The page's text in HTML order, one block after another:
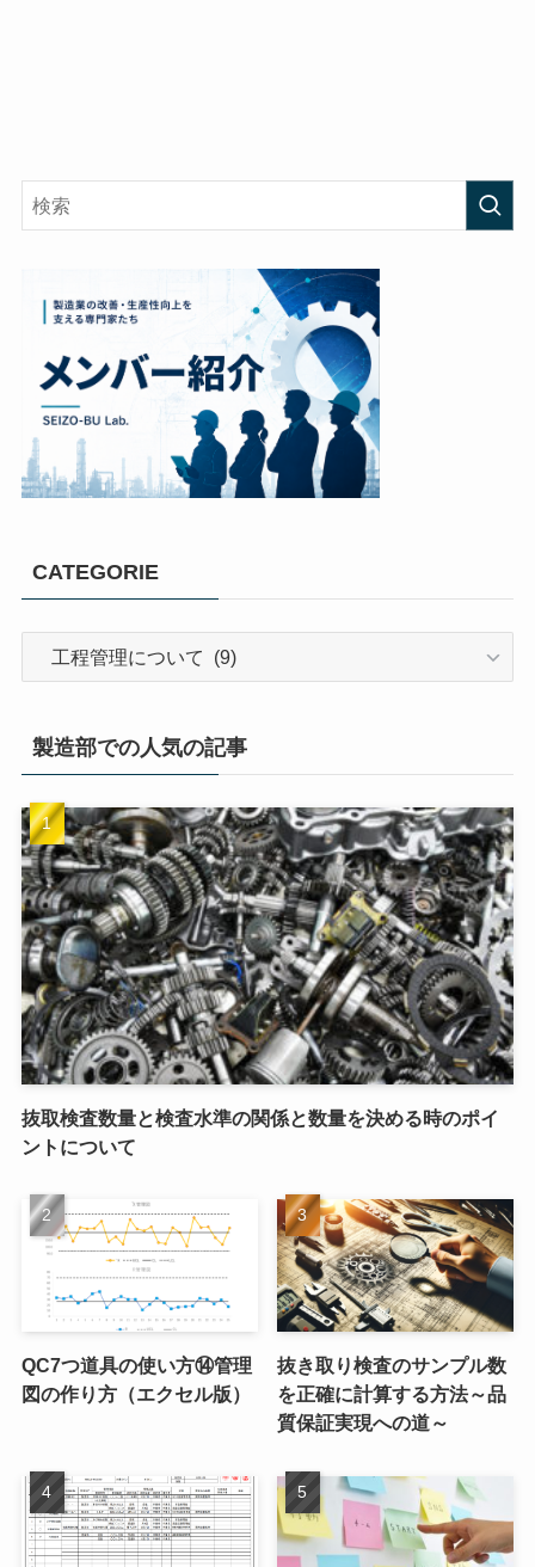
CATEGORIE
製造部での人気の記事
抜取検査数量と検査水準の関係と数量を決める時のポイ
ントについて
QC7つ道具の使い方⑭管理
図の作り方（エクセル版）
抜き取り検査のサンプル数
を正確に計算する方法～品
質保証実現への道～